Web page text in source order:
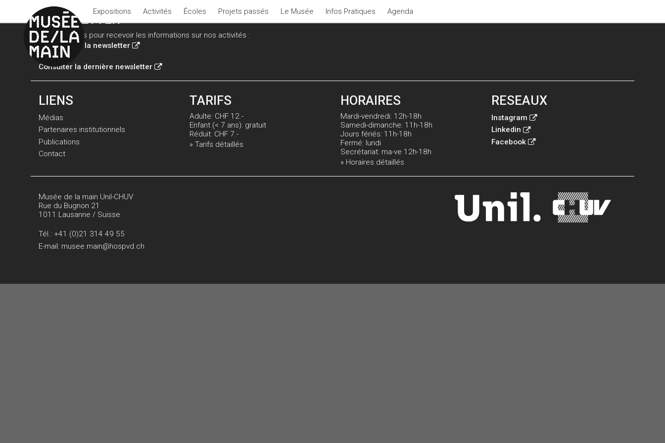
Expositions Activités Écoles Projets passés Le Musée Infos Pratiques Agenda
NEWSLETTER
Inscrivez-vous pour recevoir les informations sur nos activités :
Inscription à la newsletter
Consulter la dernière newsletter
LIENS
Médias
Partenaires institutionnels
Publications
Contact
TARIFS
Adulte: CHF 12.-
Enfant (< 7 ans): gratuit
Réduit: CHF 7.-
» Tarifs détaillés
HORAIRES
Mardi-vendredi: 12h-18h
Samedi-dimanche: 11h-18h
Jours fériés: 11h-18h
Fermé: lundi
Secrétariat: ma-ve 12h-18h
» Horaires détaillés
RESEAUX
Instagram
Linkedin
Facebook
Musée de la main Unil-CHUV
Rue du Bugnon 21
1011 Lausanne / Suisse
Tél.: +41 (0)21 314 49 55
E-mail: musee.main@hospvd.ch